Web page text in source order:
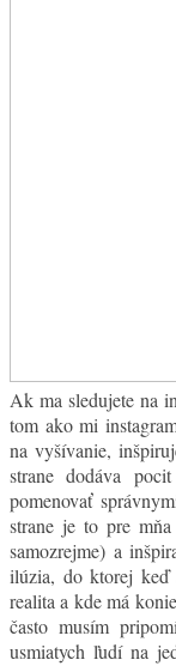
Ak ma sledujete na
tom ako mi
na vyšívanie,
strane dodáva
pomenovať
strane je to pre
samozrejme) a
ilúzia, do ktorej keď
realita a kde má
často musím
usmiatych ľudí na